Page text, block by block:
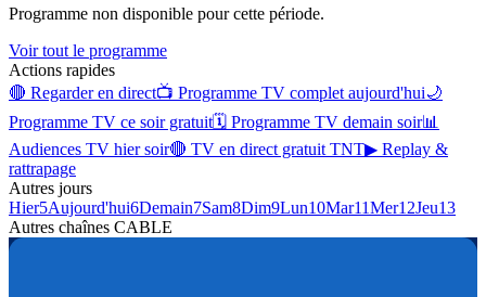
Programme non disponible pour cette période.
Voir tout le programme
Actions rapides
🔴 Regarder en direct📺 Programme TV complet aujourd'hui🌙
Programme TV ce soir gratuit🗓 Programme TV demain soir📊
Audiences TV hier soir🔴 TV en direct gratuit TNT▶ Replay &
rattrapage
Autres jours
Hier5Aujourd'hui6Demain7Sam8Dim9Lun10Mar11Mer12Jeu13
Autres chaînes CABLE